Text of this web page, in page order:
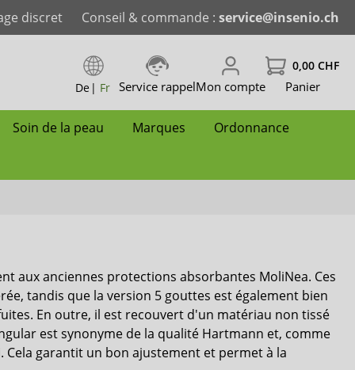
discret Conseil & commande : service@insenio.ch
De | Fr Service rappelMon compte
0,00 CHF
Panier
Soin de la peau Marques
Ordonnance
Changes Complets plastifiés
Slip de maintien
Maillot de bain
Maillot de bain
Protecteur de hanche
WC
Anti-escarre et Coussins de
positionnement
Mousse nettoyante
iD
Dailee
Janibell
aux anciennes protections absorbantes MoliNea. Ces
tandis que la version 5 gouttes est également bien
En outre, il est recouvert d'un matériau non tissé
est synonyme de la qualité Hartmann et, comme
garantit un bon ajustement et permet à la